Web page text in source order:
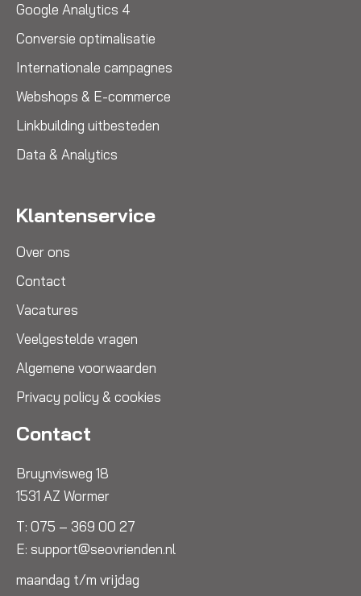
Google Analytics 4
Conversie optimalisatie
Internationale campagnes
Webshops & E-commerce
Linkbuilding uitbesteden
Data & Analytics
Klantenservice
Over ons
Contact
Vacatures
Veelgestelde vragen
Algemene voorwaarden
Privacy policy & cookies
Contact
Bruynvisweg 18
1531 AZ Wormer
T: 075 – 369 00 27
E: support@seovrienden.nl
maandag t/m vrijdag